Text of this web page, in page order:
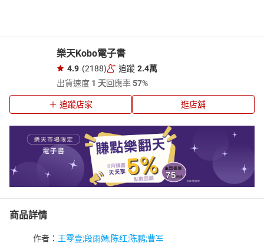
樂天Kobo電子書
4.9 (2188) 追蹤 2.4萬
出貨速度 1 天回應率57%
追蹤店家 逛店舖
商品詳情
作者： 王零壹;段雨嫣;陈红;陈鹏;曹军